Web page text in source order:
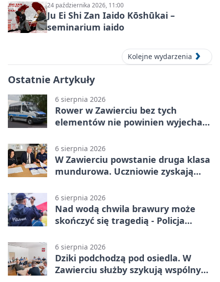
24 października 2026, 11:00
Ju Ei Shi Zan Iaido Kōshūkai –
seminarium iaido
Kolejne wydarzenia
Ostatnie Artykuły
6 sierpnia 2026
Rower w Zawierciu bez tych
elementów nie powinien wyjechać
6 sierpnia 2026
W Zawierciu powstanie druga klasa
mundurowa. Uczniowie zyskają
6 sierpnia 2026
Nad wodą chwila brawury może
skończyć się tragedią - Policja
6 sierpnia 2026
Dziki podchodzą pod osiedla. W
Zawierciu służby szykują wspólny